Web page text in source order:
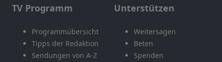
TV Programm
Programmübersicht
Tipps der Redaktion
Sendungen von A-Z
Unterstützen
Weitersagen
Beten
Spenden